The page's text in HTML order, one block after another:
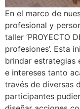
En el marco de
profesional y
taller ‘PROYECTO
profesiones’. Esta
brindar estrategias
e intereses tanto
través de diversas
participantes